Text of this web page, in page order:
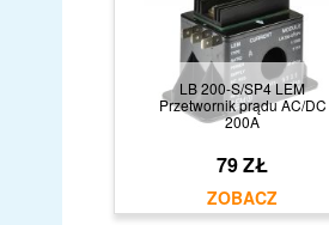
LB 200-S/SP4 LEM
Przetwornik prądu AC/DC
200A
79 ZŁ